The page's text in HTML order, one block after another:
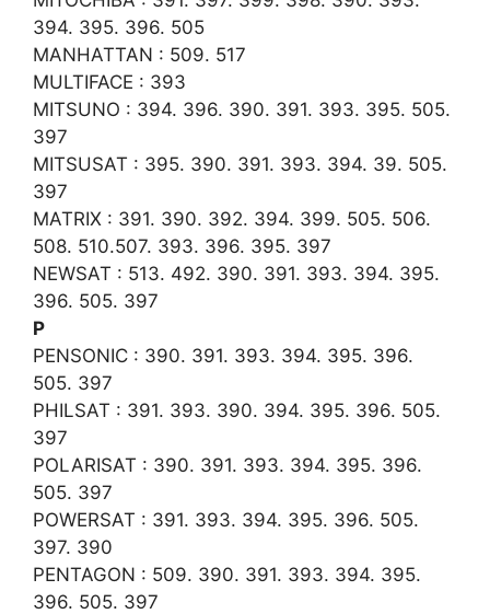
394. 395. 396. 505
MANHATTAN : 509. 517
MULTIFACE : 393
MITSUNO : 394. 396. 390. 391. 393. 395. 505.
397
MITSUSAT : 395. 390. 391. 393. 394. 39. 505.
397
MATRIX : 391. 390. 392. 394. 399. 505. 506.
508. 510.507. 393. 396. 395. 397
NEWSAT : 513. 492. 390. 391. 393. 394. 395.
396. 505. 397
P
PENSONIC : 390. 391. 393. 394. 395. 396.
505. 397
PHILSAT : 391. 393. 390. 394. 395. 396. 505.
397
POLARISAT : 390. 391. 393. 394. 395. 396.
505. 397
POWERSAT : 391. 393. 394. 395. 396. 505.
397. 390
PENTAGON : 509. 390. 391. 393. 394. 395.
396. 505. 397